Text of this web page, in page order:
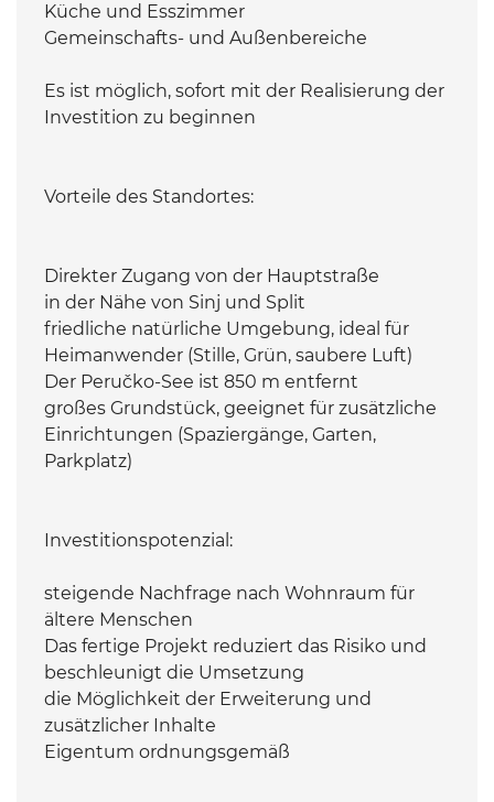
Küche und Esszimmer
Gemeinschafts- und Außenbereiche
Es ist möglich, sofort mit der Realisierung der
Investition zu beginnen
Vorteile des Standortes:
Direkter Zugang von der Hauptstraße
in der Nähe von Sinj und Split
friedliche natürliche Umgebung, ideal für
Heimanwender (Stille, Grün, saubere Luft)
Der Peručko-See ist 850 m entfernt
großes Grundstück, geeignet für zusätzliche
Einrichtungen (Spaziergänge, Garten,
Parkplatz)
Investitionspotenzial:
steigende Nachfrage nach Wohnraum für
ältere Menschen
Das fertige Projekt reduziert das Risiko und
beschleunigt die Umsetzung
die Möglichkeit der Erweiterung und
zusätzlicher Inhalte
Eigentum ordnungsgemäß